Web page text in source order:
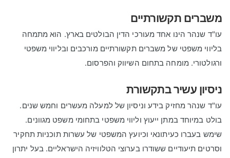
משברים תקשורתיים
עו"ד שנהר הינו אחד מעורכי הדין הבולטים בארץ. הוא מתמחה
בליווי משפטי של משברים תקשורתיים מורכבים ובליווי משפטי
ורגולטורי. מומחה בתחום השיווק והפרסום.
ניסיון עשיר בתקשורת
עו"ד שנהר מחזיק בידע וניסיון של למעלה מעשרים וחמש שנים.
בולט במיוחד במתן ייעוץ וליווי משפטי בתחומי משפט מגוונים.
שימש בעברו כעיתונאי וכיועץ המשפטי של עשרות תוכניות תחקיר
וסרטים תיעודיים ששודרו בערוצי הטלוויזיה הישראליים. בעל יתרון